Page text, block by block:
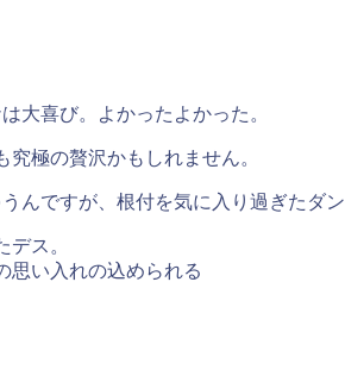
大喜び。よかったよかった。
極の贅沢かもしれません。
んですが、根付を気に入り過ぎたダ
ス。
思い入れの込められる